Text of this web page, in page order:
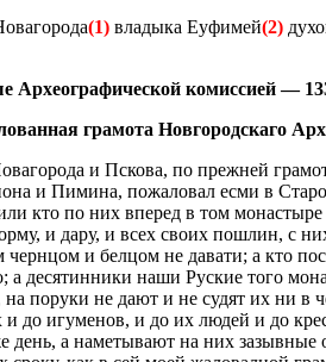
(1) владыка Еуфимей(2)
комиссией —
грамота Новгородскаго
и Пскова, по прежней
и Пимина, пожаловал есми в
кто по них вперед в том
и дару, и всех своих пошлин, с
и белцом не давати; а кто
а десятинники наши Руские того
поруки не дают и не судят их ни
до игуменов, и до их людей и до
а наметывают на них